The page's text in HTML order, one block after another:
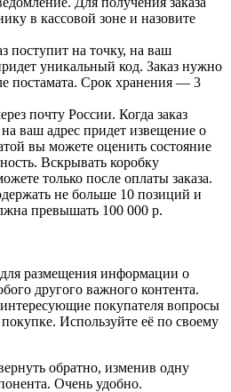
в кассовой зоне и назовите
поступит на точку, на ваш
уникальный код. Заказ нужно
постамата. Срок хранения — 3
почту России. Когда заказ
ваш адрес придет извещение о
вы можете оценить состояние
Вскрывать коробку
только после оплаты заказа.
не больше 10 позиций и
превышать 100 000 р.
размещения информации о
другого важного контента.
покупателя вопросы
Используйте её по своему
обратно, изменив одну
Очень удобно.